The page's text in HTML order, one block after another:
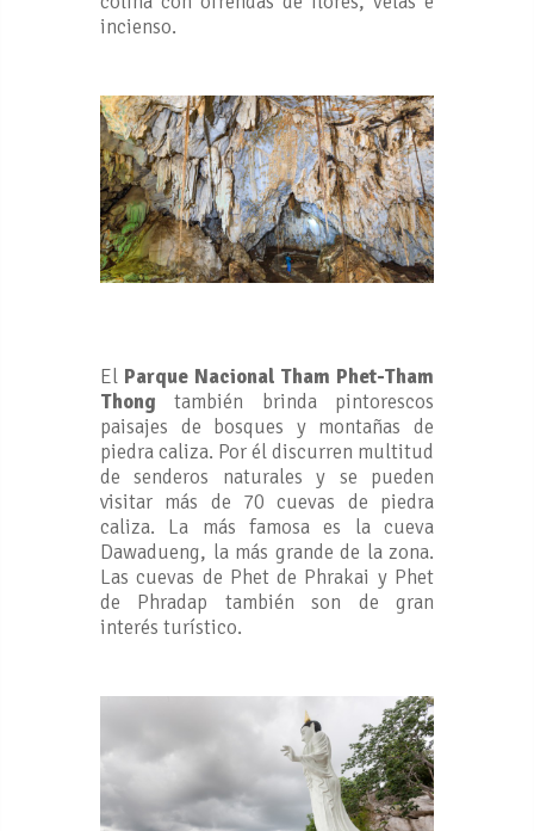
incienso.
El Parque Nacional Tham Phet-Tham
Thong también brinda pintorescos
paisajes de bosques y montañas de
piedra caliza. Por él discurren multitud
de senderos naturales y se pueden
visitar más de 70 cuevas de piedra
caliza. La más famosa es la cueva
Dawadueng, la más grande de la zona.
Las cuevas de Phet de Phrakai y Phet
de Phradap también son de gran
interés turístico.